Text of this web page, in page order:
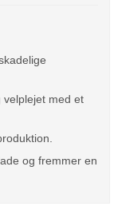
med et
og fremmer en